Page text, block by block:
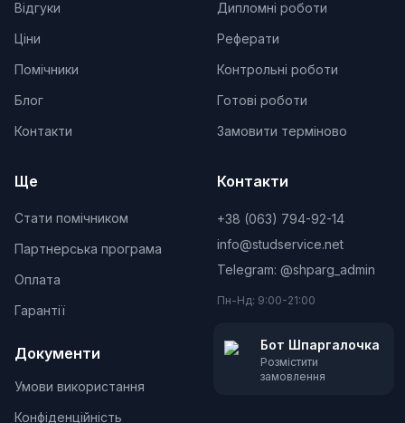
Відгуки
Ціни
Помічники
Блог
Контакти
Дипломні роботи
Реферати
Контрольні роботи
Готові роботи
Замовити терміново
Ще
Стати помічником
Партнерська програма
Оплата
Гарантії
Документи
Умови використання
Конфіденційність
Контакти
+38 (063) 794-92-14
info@studservice.net
Telegram: @shparg_admin
Пн-Нд: 9:00-21:00
Бот Шпаргалочка
Розмістити
замовлення